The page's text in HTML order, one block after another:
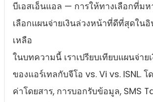
บีเอสเอ็นแอล — การให้ทางเลือกที่ม
เลือกแผนจ่ายเงินล่วงหน้าที่ดีที่สุดในอิ
เหลือ
ในบทความนี้ เราเปรียบเทียบแผนจ่าย
ของแอร์เทลกับจีโอ vs. Vi vs. ISNL.
ค่าโดยสาร, การบอกรับข้อมูล, SMS